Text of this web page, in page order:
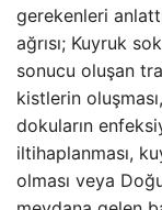
gerekenleri
ağrısı; Kuyruk
sonucu oluşan
kistlerin
dokuların
iltihaplanması,
olması veya